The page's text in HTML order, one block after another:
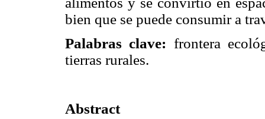
bien que se puede consumir a
Palabras clave: frontera
tierras rurales.
Abstract